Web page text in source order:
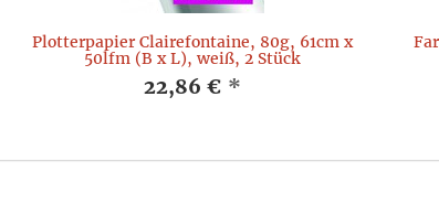
Plotterpapier Clairefontaine, 80g, 61cm x
50lfm (B x L), weiß, 2 Stück
22,86 € *